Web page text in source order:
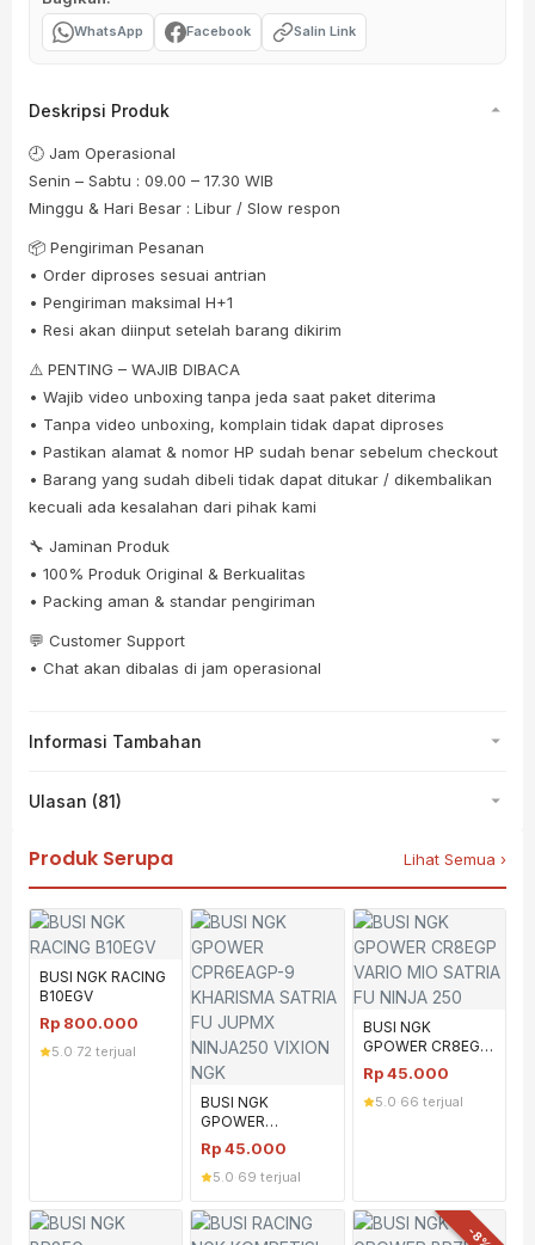
WhatsApp Facebook Salin Link
Deskripsi Produk
🕘 Jam Operasional
Senin – Sabtu : 09.00 – 17.30 WIB
Minggu & Hari Besar : Libur / Slow respon
📦 Pengiriman Pesanan
• Order diproses sesuai antrian
• Pengiriman maksimal H+1
• Resi akan diinput setelah barang dikirim
⚠️ PENTING – WAJIB DIBACA
• Wajib video unboxing tanpa jeda saat paket diterima
• Tanpa video unboxing, komplain tidak dapat diproses
• Pastikan alamat & nomor HP sudah benar sebelum checkout
• Barang yang sudah dibeli tidak dapat ditukar / dikembalikan
kecuali ada kesalahan dari pihak kami
🔧 Jaminan Produk
• 100% Produk Original & Berkualitas
• Packing aman & standar pengiriman
💬 Customer Support
• Chat akan dibalas di jam operasional
Informasi Tambahan
Ulasan (81)
Produk Serupa Lihat Semua ›
BUSI NGK RACING
B10EGV
Rp 800.000
5.0 72 terjual
BUSI NGK
GPOWER
CPR6EAGP-9
KHARISMA SATRIA
FU JUPMX
NGK
Rp45.000
5.0 69 terjual
BUSI NGK
GPOWER CR8EGP
VARIO MIO SATRIA
FU NINJA 250
Rp45.000
5.0 66 terjual
-8%